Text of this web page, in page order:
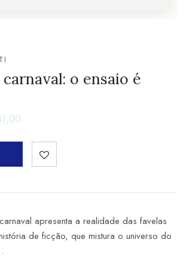
o ensaio é
apresenta a realidade das favelas
de ficção, que mistura o universo do